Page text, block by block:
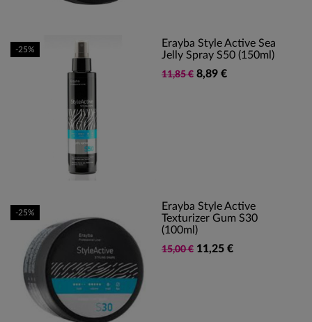
Erayba Style Active Sea
Jelly Spray S50 (150ml)
11,85 € 8,89 €
-25%
Erayba Style Active
Texturizer Gum S30
(100ml)
15,00 € 11,25 €
-25%